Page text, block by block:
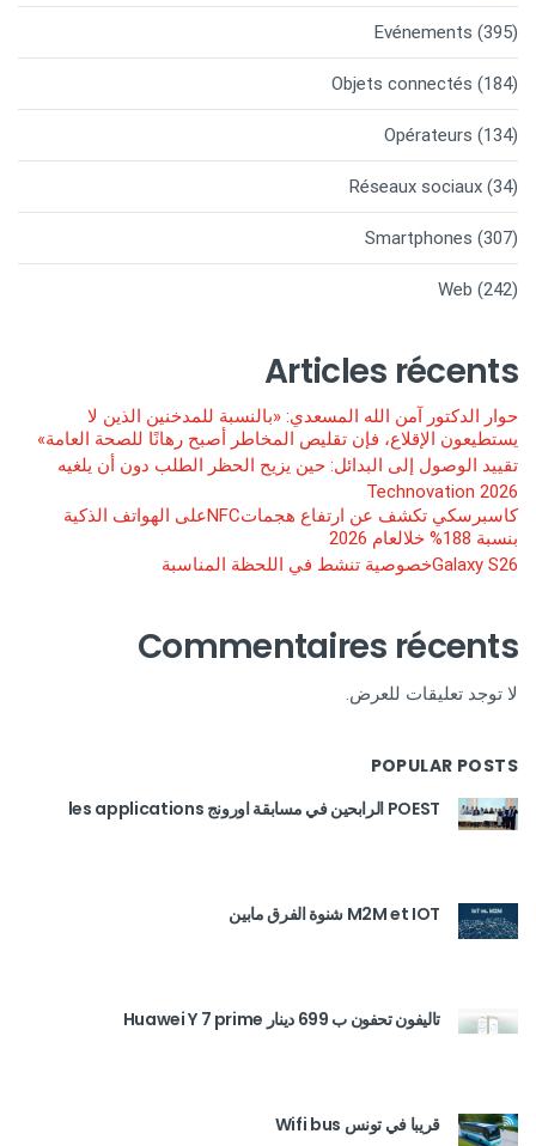
Evénements (395)
Objets connectés (184)
Opérateurs (134)
Réseaux sociaux (34)
Smartphones (307)
Web (242)
Articles récents
حوار الدكتور آمن الله المسعدي: «بالنسبة للمدخنين الذين لا
يستطيعون الإقلاع، فإن تقليص المخاطر أصبح رهانًا للصحة العامة»
تقييد الوصول إلى البدائل: حين يزيح الحظر الطلب دون أن يلغيه
Technovation 2026
كاسبرسكي تكشف عن ارتفاع هجماتNFCعلى الهواتف الذكية
بنسبة 188% خلالعام 2026
Galaxy S26خصوصية تنشط في اللحظة المناسبة
Commentaires récents
لا توجد تعليقات للعرض.
POPULAR POSTS
POEST الرابحين في مسابقة اورونج les applications
M2M et IOT شنوة الفرق مابين
تاليفون تحفون ب 699 دينار Huawei Y 7 prime
قريبا في تونس Wifi bus